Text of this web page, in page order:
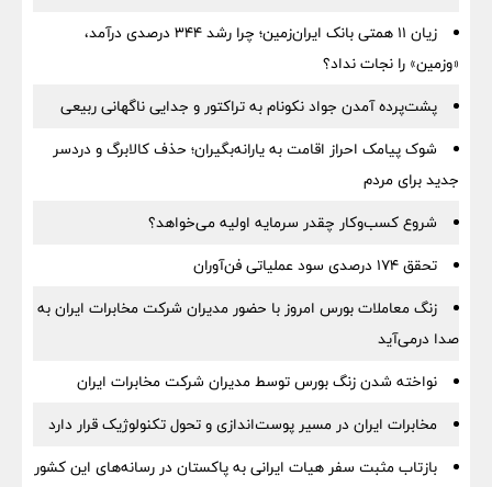
زیان ۱۱ همتی بانک ایران‌زمین؛ چرا رشد ۳۴۴ درصدی درآمد،
«وزمین» را نجات نداد؟
پشت‌پرده آمدن جواد نکونام به تراکتور و جدایی ناگهانی ربیعی
شوک پیامک احراز اقامت به یارانه‌بگیران؛ حذف کالابرگ و دردسر
جدید برای مردم
شروع کسب‌وکار چقدر سرمایه اولیه می‌خواهد؟
تحقق ۱۷۴ درصدی سود عملیاتی فن‌آوران
زنگ معاملات بورس امروز با حضور مدیران شرکت مخابرات ایران به
صدا درمی‌آید
نواخته شدن زنگ بورس توسط مدیران شرکت مخابرات ایران
مخابرات ایران در مسیر پوست‌اندازی و تحول تکنولوژیک قرار دارد
بازتاب مثبت سفر هیات ایرانی به پاکستان در رسانه‌های این کشور